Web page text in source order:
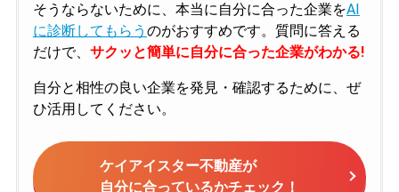
そうならないために、本当に自分に合った企業をAI
に診断してもらう のがおすすめです。質問に答える
だけで、 サクッと簡単に自分に合った企業がわかる!
自分と相性の良い企業を発見・確認するために、ぜ
ひ活用してください。
ケイアイスター不動産が
自分に合っているかチェック！